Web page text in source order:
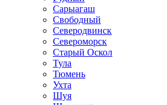
Сарыагаш
Свободный
Северодвинск
Североморск
Старый Оскол
Тула
Тюмень
Ухта
Шуя